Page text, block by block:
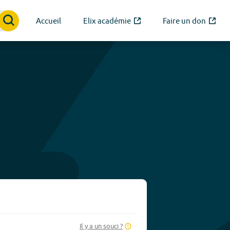
Accueil Elix académie Faire un don
Il y a un souci ?